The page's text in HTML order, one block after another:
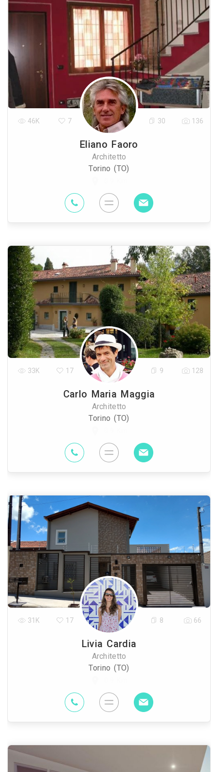
Eliano Faoro
Architetto
Torino (TO)
46K 7 30 136
Carlo Maria Maggia
Architetto
Torino (TO)
33K 17 9 128
Livia Cardia
Architetto
Torino (TO)
31K 17 8 66